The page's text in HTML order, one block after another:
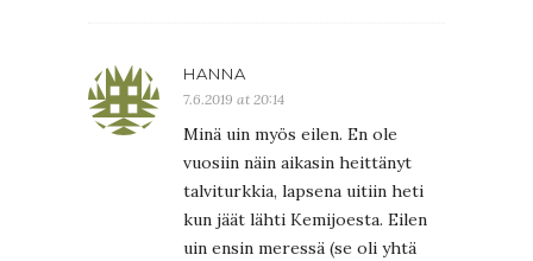
HANNA
7.6.2019 at 20:14
Minä uin myös eilen. En ole
vuosiin näin aikasin heittänyt
talviturkkia, lapsena uitiin heti
kun jäät lähti Kemijoesta. Eilen
uin ensin meressä (se oli yhtä